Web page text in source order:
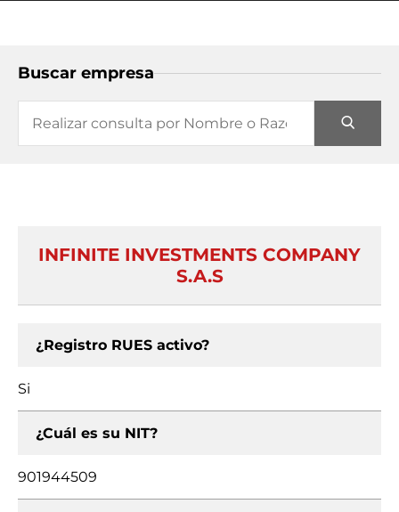
Buscar empresa
INFINITE INVESTMENTS COMPANY
S.A.S
¿Registro RUES activo?
Si
¿Cuál es su NIT?
901944509